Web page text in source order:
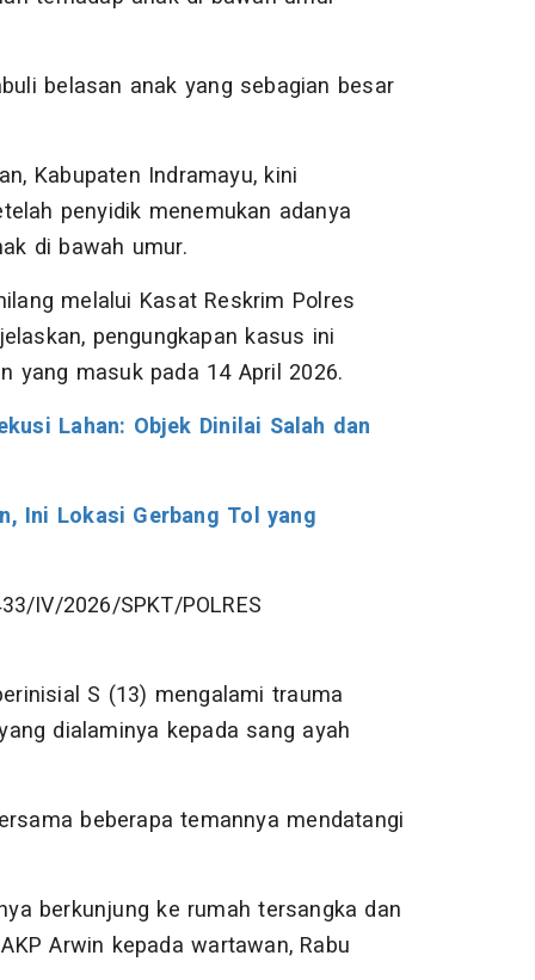
belasan anak yang sebagian besar
Kabupaten Indramayu, kini
penyidik menemukan adanya
di bawah umur.
melalui Kasat Reskrim Polres
pengungkapan kasus ini
yang masuk pada 14 April 2026.
Lahan: Objek Dinilai Salah dan
Ini Lokasi Gerbang Tol yang
IV/2026/SPKT/POLRES
S (13) mengalami trauma
dialaminya kepada sang ayah
beberapa temannya mendatangi
berkunjung ke rumah tersangka dan
Arwin kepada wartawan, Rabu